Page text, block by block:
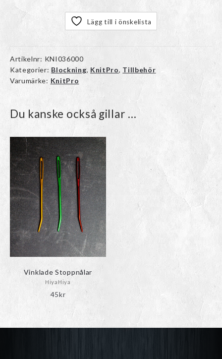
Lägg till i önskelista
Artikelnr: KNI036000
Kategorier: Blockning, KnitPro, Tillbehör
Varumärke: KnitPro
Du kanske också gillar …
Vinklade Stoppnålar
HiyaHiya
45kr